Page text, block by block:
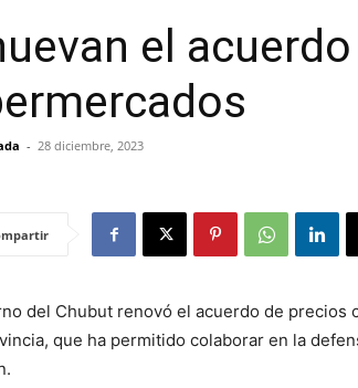
el
- 28 diciembre, 2023
del Chubut renovó el acuerdo de
que ha permitido colaborar en la